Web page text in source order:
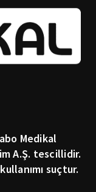
Medikal
A.Ş. tescillidir.
suçtur.